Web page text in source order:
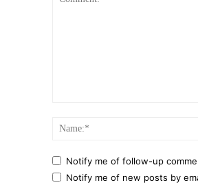
Notify me of follow-up
Notify me of new posts by